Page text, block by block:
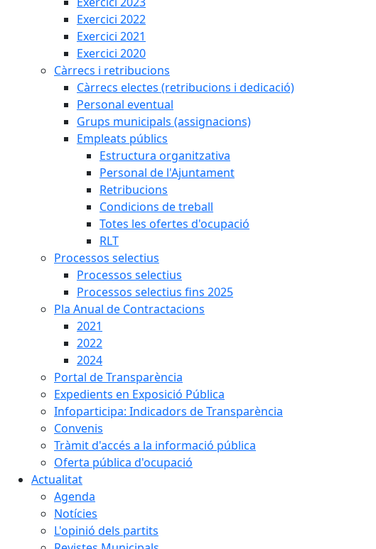
Exercici 2022
Exercici 2021
Exercici 2020
Càrrecs i retribucions
Càrrecs electes (retribucions i dedicació)
Personal eventual
Grups municipals (assignacions)
Empleats públics
Estructura organitzativa
Personal de l'Ajuntament
Retribucions
Condicions de treball
Totes les ofertes d'ocupació
RLT
Processos selectius
Processos selectius
Processos selectius fins 2025
Pla Anual de Contractacions
2021
2022
2024
Portal de Transparència
Expedients en Exposició Pública
Infoparticipa: Indicadors de Transparència
Convenis
Tràmit d'accés a la informació pública
Oferta pública d'ocupació
Actualitat
Agenda
Notícies
L'opinió dels partits